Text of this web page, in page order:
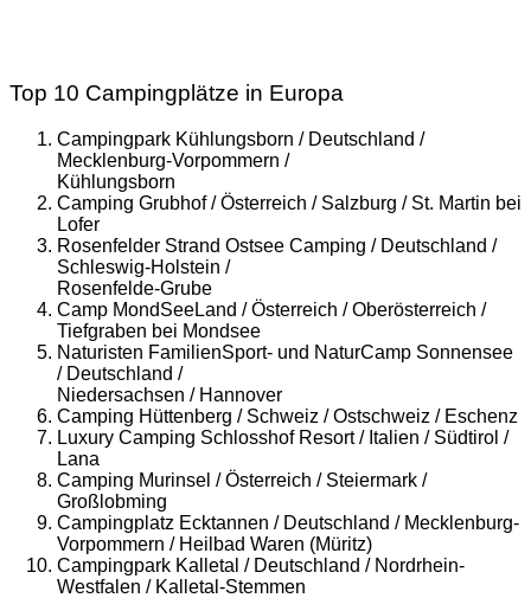
Top 10 Campingplätze in Europa
Campingpark Kühlungsborn / Deutschland /
Mecklenburg-Vorpommern /
Kühlungsborn
Camping Grubhof / Österreich / Salzburg / St. Martin bei
Lofer
Rosenfelder Strand Ostsee Camping / Deutschland /
Schleswig-Holstein /
Rosenfelde-Grube
Camp MondSeeLand / Österreich / Oberösterreich /
Tiefgraben bei Mondsee
Naturisten FamilienSport- und NaturCamp Sonnensee
/ Deutschland /
Niedersachsen / Hannover
Camping Hüttenberg / Schweiz / Ostschweiz / Eschenz
Luxury Camping Schlosshof Resort / Italien / Südtirol /
Lana
Camping Murinsel / Österreich / Steiermark /
Großlobming
Campingplatz Ecktannen / Deutschland / Mecklenburg-
Vorpommern / Heilbad Waren (Müritz)
Campingpark Kalletal / Deutschland / Nordrhein-
Westfalen / Kalletal-Stemmen